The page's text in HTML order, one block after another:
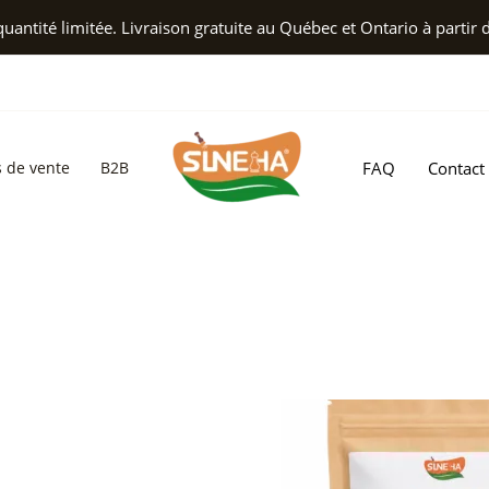
limitée. Livraison gratuite au Québec et Ontario à partir
de vente B2B FAQ Contact